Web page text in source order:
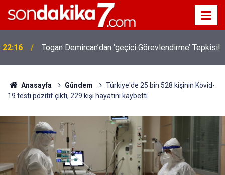
22:16 Togan Demircan’dan ‘geçici Görevlendirme’ Tepkisi!
Anasayfa Gündem
Türkiye'de 25 bin 528 kişinin Kovid-
19 testi pozitif çıktı, 229 kişi hayatını kaybetti